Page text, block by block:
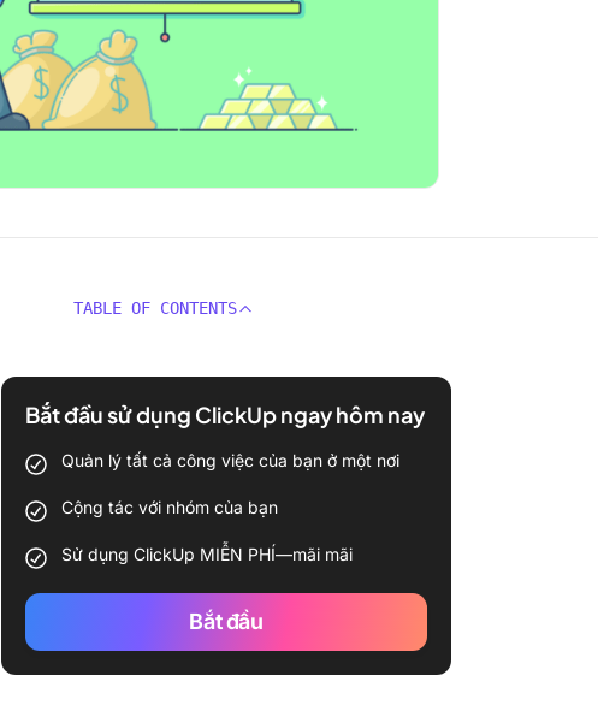
TABLE OF CONTENTS
Bắt đầu sử dụng ClickUp ngay hôm nay
Quản lý tất cả công việc của bạn ở một nơi
Cộng tác với nhóm của bạn
Sử dụng ClickUp MIỄN PHÍ—mãi mãi
Bắt đầu